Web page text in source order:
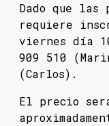
Dado que
requiere
viernes día
909 510
(Carlos).
El precio